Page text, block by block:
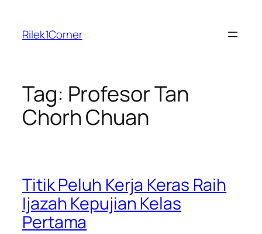
content
Rilek1Corner
Tag: Profesor Tan
Chorh Chuan
Titik Peluh Kerja Keras Raih
Ijazah Kepujian Kelas
Pertama